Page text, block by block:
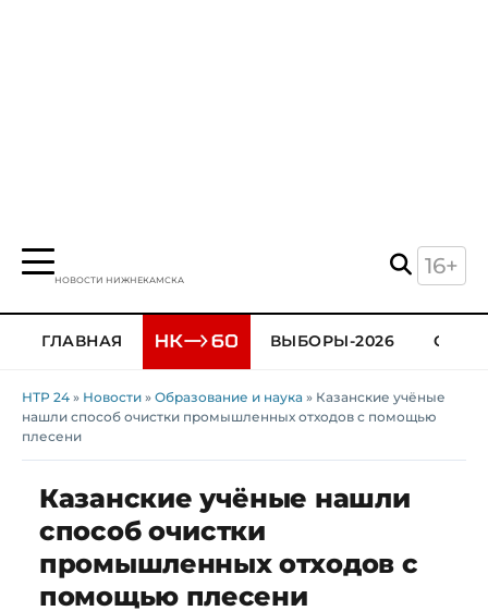
НОВОСТИ НИЖНЕКАМСКА
16+
ГЛАВНАЯ ВЫБОРЫ-2026
НТР 24 » Новости » Образование и наука » Казанские учёные
нашли способ очистки промышленных отходов с помощью
плесени
Казанские учёные нашли
способ очистки
промышленных отходов с
помощью плесени